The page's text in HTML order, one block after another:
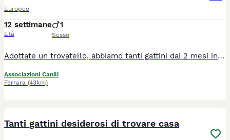
Europeo
12 settimane
Età
1
Sesso
Adottate un trovatello, abbiamo tanti gattini dai 2 mesi in su, salvati dalla strada ma destinati a tornarci se non troveranno famiglia. Se volete adottare chiamate al **340**578.38*96. tutti i gattini arrivano tramite staffetta in zona Bologna e vengono affidati esclusivamente in appartamenti sicuri: richieste finestre e balconi con protezioni. No se vengono fatti uscire.
Associazioni Canili
Ferrara (43km)
Tanti gattini desiderosi di trovare casa